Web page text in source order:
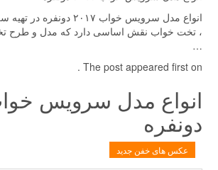
انواع مدل سرویس خواب ۲۰۱۷
، تخت خواب نقش اساسی دارد که مدل و طرح
…
The post appeared first on .
دونفره
عکس های خفن جدید